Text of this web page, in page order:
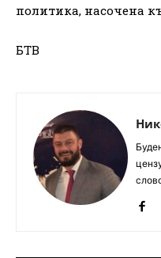
политика, насочена
БТВ